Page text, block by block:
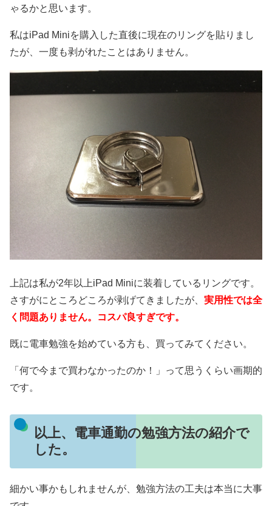
ゃるかと思います。
私はiPad Miniを購入した直後に現在のリングを貼りまし
たが、一度も剥がれたことはありません。
上記は私が2年以上iPad Miniに装着しているリングです。
さすがにところどころが剥げてきましたが、 実用性では全
く問題ありません。コスパ良すぎです。
既に電車勉強を始めている方も、買ってみてください。
「何で今まで買わなかったのか！」って思うくらい画期的
です。
以上、電車通勤の勉強方法の紹介で
した。
細かい事かもしれませんが、勉強方法の工夫は本当に大事